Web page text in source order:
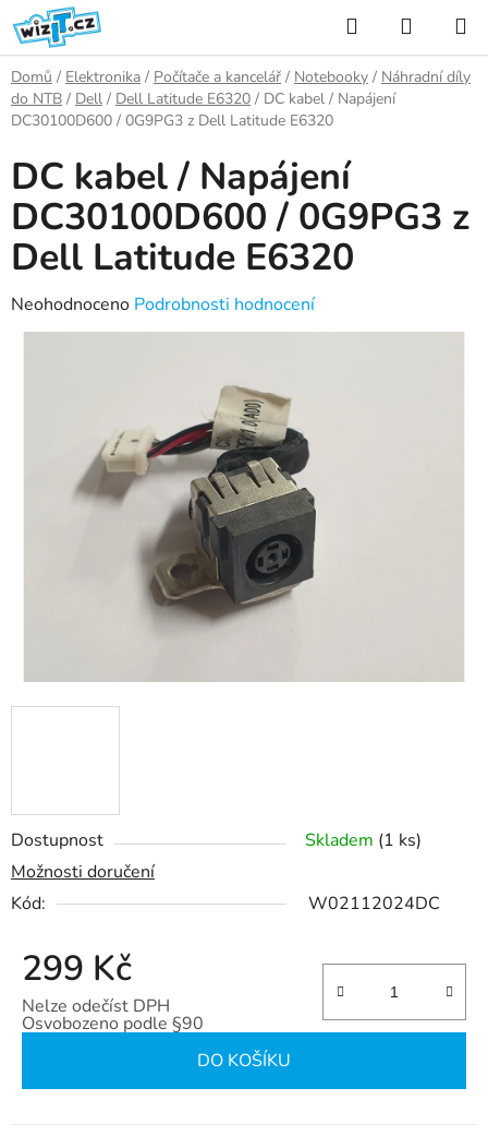
Přejít
na
obsah
Hledat
KOŠÍK
Domů / Elektronika / Počítače a kancelář / Notebooky / Náhradní díly
do NTB / Dell / Dell Latitude E6320 / DC kabel / Napájení
DC30100D600 / 0G9PG3 z Dell Latitude E6320
Dostupnost Skladem (1 ks)
Možnosti doručení
Kód:
W02112024DC
299 Kč
Nelze odečíst DPH
Osvobozeno podle §90
DO KOŠÍKU
DC kabel / Napájení
DC30100D600 / 0G9PG3 z
Dell Latitude E6320
Průměrné
hodnocení
Neohodnoceno Podrobnosti hodnocení